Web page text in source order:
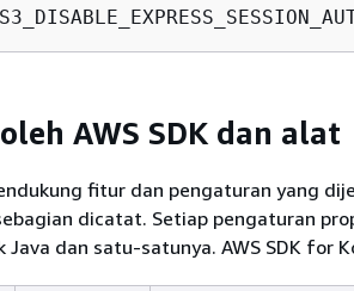
AWS SDK dan alat
fitur dan pengaturan yang
dicatat. Setiap pengaturan
Java dan satu-satunya. AWS SDK for